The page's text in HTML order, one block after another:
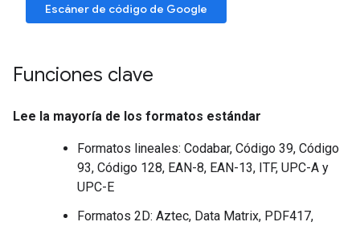
Escáner de código de Google
Funciones clave
Lee la mayoría de los formatos estándar
Formatos lineales: Codabar, Código 39, Código
93, Código 128, EAN-8, EAN-13, ITF, UPC-A y
UPC-E
Formatos 2D: Aztec, Data Matrix, PDF417,